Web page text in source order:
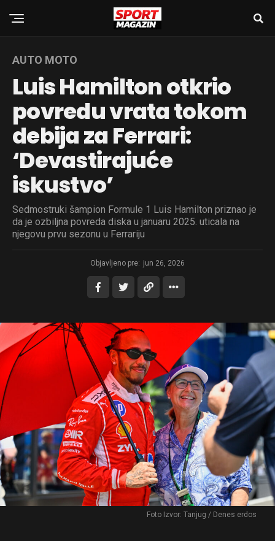
AUTO MOTO
Luis Hamilton otkrio
povredu vrata tokom
debija za Ferrari:
‘Devastirajuće
iskustvo’
Sedmostruki šampion Formule 1 Luis Hamilton priznao je
da je ozbiljna povreda diska u januaru 2025. uticala na
njegovu prvu sezonu u Ferrariju
Objavljeno pre: jun 26, 2026
Foto Izvor: Tanjug / Denes erdos